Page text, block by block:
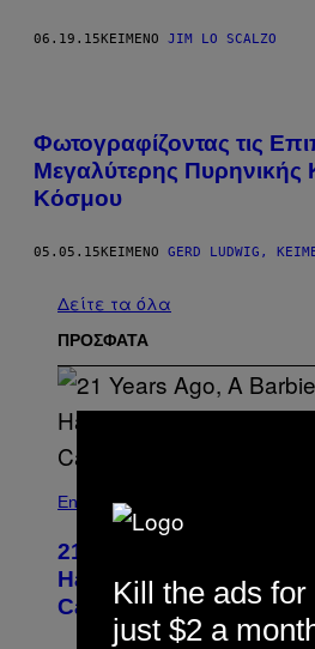
06.19.15 ΚΕΊΜΕΝΟ JIM LO SCALZO
Φωτογραφίζοντας τις
Μεγαλύτερης Πυρηνικής
Κόσμου
05.05.15ΚΕΊΜΕΝΟ GERD LUDWIG,
Δείτε τα όλα
ΠΡΟΣΦΑΤΑ
Entertainment
21 Years Ago, A Barbie
Harvey Weinstein a
CameoKill the ads for
just $2 a